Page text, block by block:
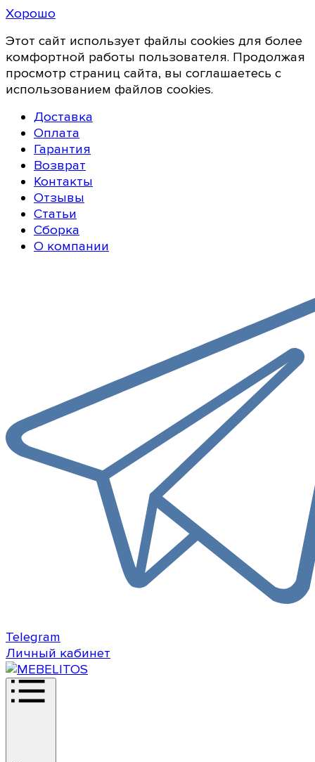
Хорошо
Этот сайт использует файлы cookies для более
комфортной работы пользователя. Продолжая
просмотр страниц сайта, вы соглашаетесь с
использованием файлов cookies.
Доставка
Оплата
Гарантия
Возврат
Контакты
Отзывы
Статьи
Сборка
О компании
Telegram
Личный кабинет